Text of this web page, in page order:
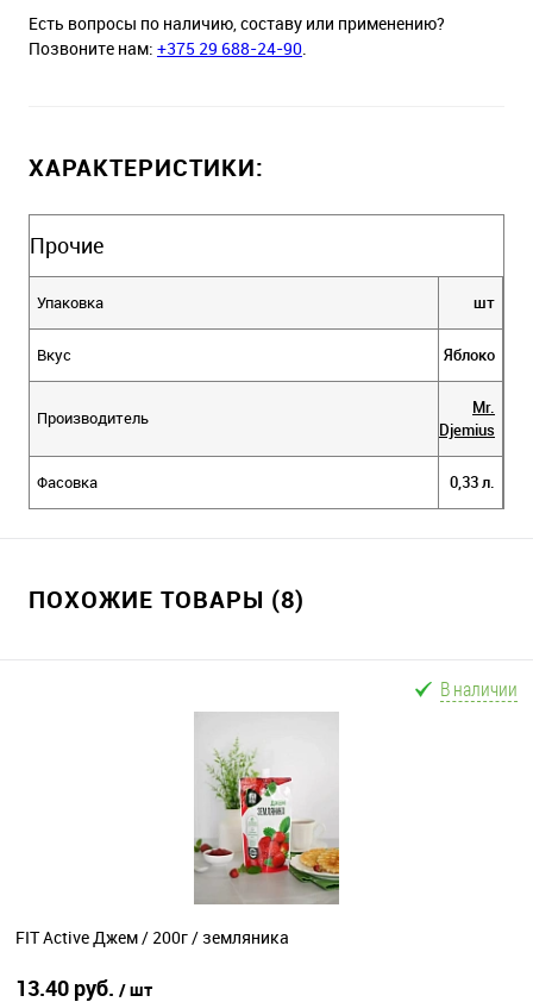
Есть вопросы по наличию, составу или применению?
Позвоните нам: +375 29 688-24-90.
ХАРАКТЕРИСТИКИ:
Прочие
Упаковка шт
Вкус Яблоко
Производитель
Mr.
Djemius
Фасовка 0,33 л.
ПОХОЖИЕ ТОВАРЫ (8)
В наличии
FIT Active Джем / 200г / земляника
13.40 руб. / шт